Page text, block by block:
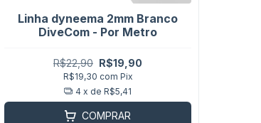
Linha dyneema 2mm Branco
DiveCom - Por Metro
R$22,90 R$19,90
R$19,30 com Pix
4 x de R$5,41
COMPRAR